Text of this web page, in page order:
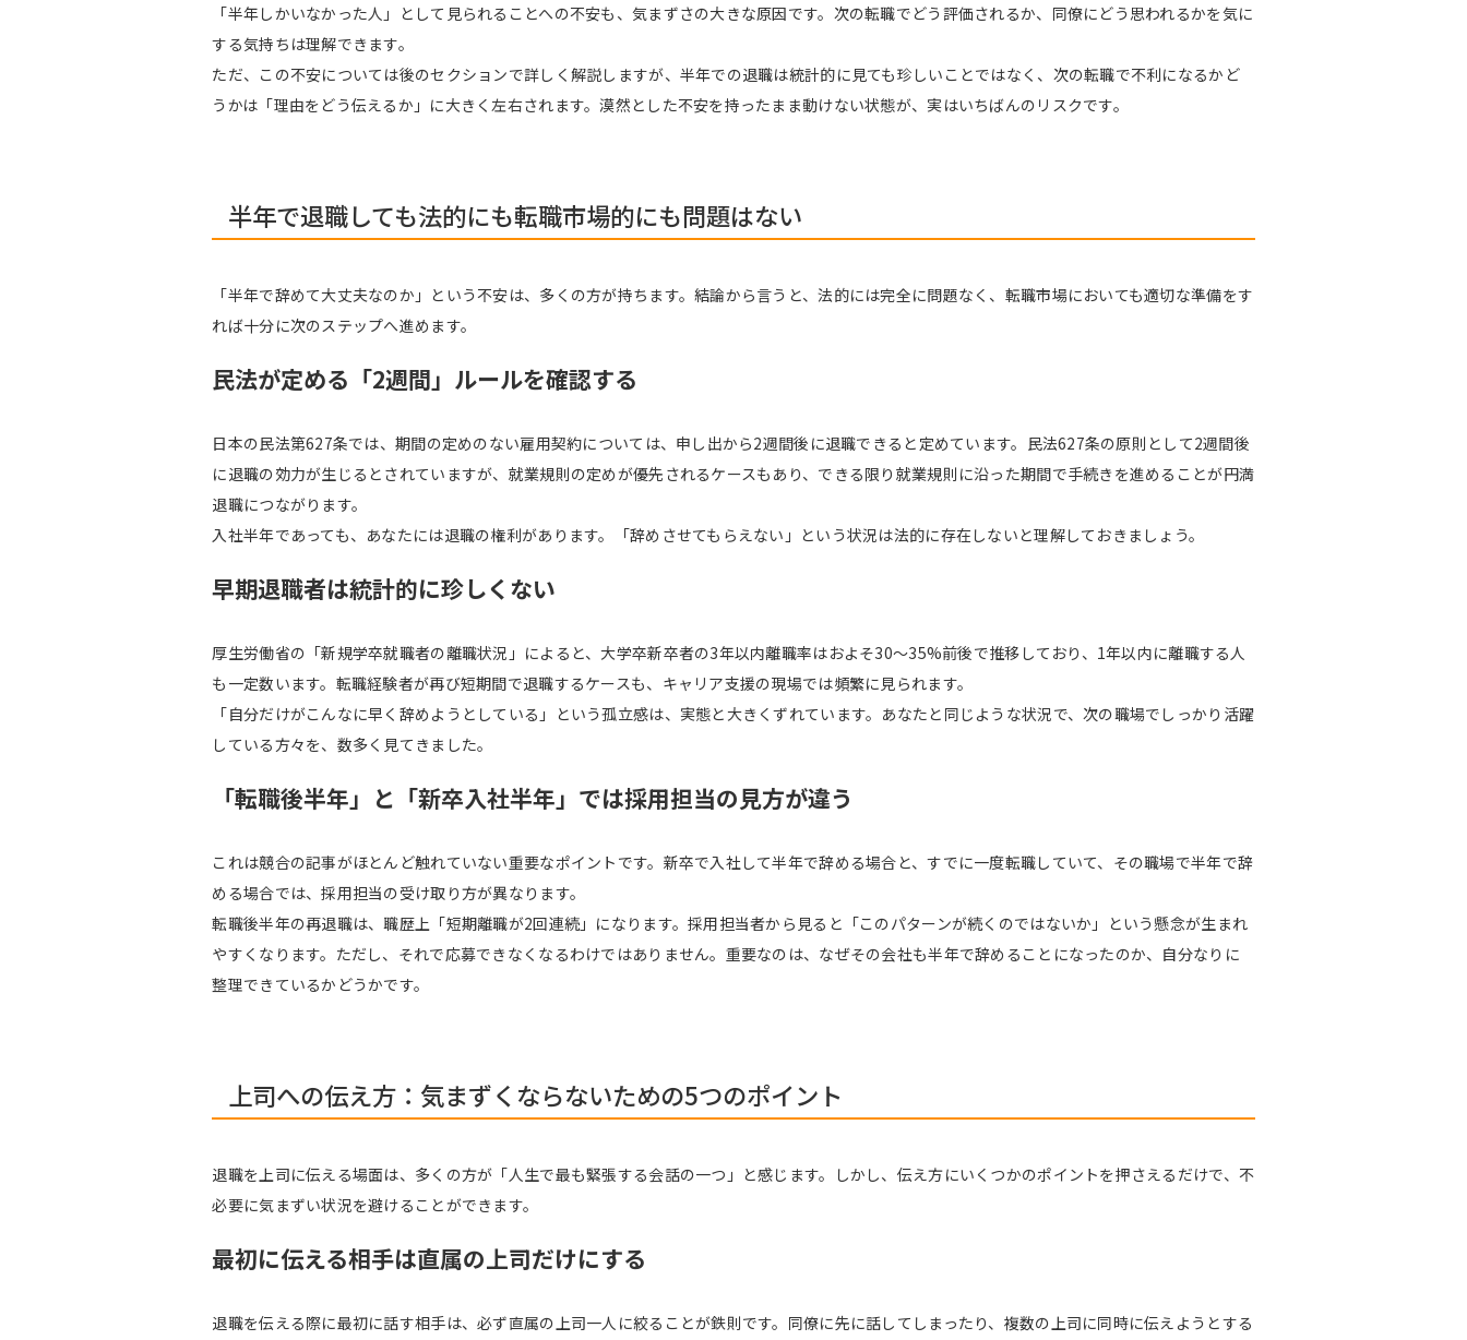
「半年しかいなかった人」として見られることへの不安も、気まずさの大きな原因です。次の転職でどう評価されるか、同僚にどう思われるかを気に
する気持ちは理解できます。
ただ、この不安については後のセクションで詳しく解説しますが、半年での退職は統計的に見ても珍しいことではなく、次の転職で不利になるかど
うかは「理由をどう伝えるか」に大きく左右されます。漠然とした不安を持ったまま動けない状態が、実はいちばんのリスクです。
半年で退職しても法的にも転職市場的にも問題はない
「半年で辞めて大丈夫なのか」という不安は、多くの方が持ちます。結論から言うと、法的には完全に問題なく、転職市場においても適切な準備をす
れば十分に次のステップへ進めます。
民法が定める「2週間」ルールを確認する
日本の民法第627条では、期間の定めのない雇用契約については、申し出から2週間後に退職できると定めています。民法627条の原則として2週間後
に退職の効力が生じるとされていますが、就業規則の定めが優先されるケースもあり、できる限り就業規則に沿った期間で手続きを進めることが円満
退職につながります。
入社半年であっても、あなたには退職の権利があります。「辞めさせてもらえない」という状況は法的に存在しないと理解しておきましょう。
早期退職者は統計的に珍しくない
厚生労働省の「新規学卒就職者の離職状況」によると、大学卒新卒者の3年以内離職率はおよそ30〜35%前後で推移しており、1年以内に離職する人
も一定数います。転職経験者が再び短期間で退職するケースも、キャリア支援の現場では頻繁に見られます。
「自分だけがこんなに早く辞めようとしている」という孤立感は、実態と大きくずれています。あなたと同じような状況で、次の職場でしっかり活躍
している方々を、数多く見てきました。
「転職後半年」と「新卒入社半年」では採用担当の見方が違う
これは競合の記事がほとんど触れていない重要なポイントです。新卒で入社して半年で辞める場合と、すでに一度転職していて、その職場で半年で辞
める場合では、採用担当の受け取り方が異なります。
転職後半年の再退職は、職歴上「短期離職が2回連続」になります。採用担当者から見ると「このパターンが続くのではないか」という懸念が生まれ
やすくなります。ただし、それで応募できなくなるわけではありません。重要なのは、なぜその会社も半年で辞めることになったのか、自分なりに
整理できているかどうかです。
上司への伝え方：気まずくならないための5つのポイント
退職を上司に伝える場面は、多くの方が「人生で最も緊張する会話の一つ」と感じます。しかし、伝え方にいくつかのポイントを押さえるだけで、不
必要に気まずい状況を避けることができます。
最初に伝える相手は直属の上司だけにする
退職を伝える際に最初に話す相手は、必ず直属の上司一人に絞ることが鉄則です。同僚に先に話してしまったり、複数の上司に同時に伝えようとする